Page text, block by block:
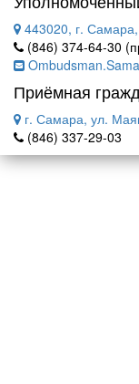
443020, г.
(846) 374-64-30
Приёмная
г. Самара, ул.
(846) 337-29-03